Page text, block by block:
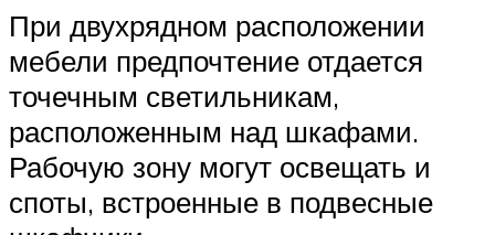
При двухрядном расположении
мебели предпочтение отдается
точечным светильникам,
расположенным над шкафами.
Рабочую зону могут освещать и
споты, встроенные в подвесные